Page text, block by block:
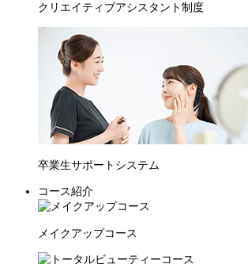
クリエイティブアシスタント制度
卒業生サポートシステム
コース紹介
メイクアップコース